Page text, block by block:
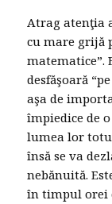
Atrag atenţia
cu mare grijă
matematice”.
desfăşoară
aşa de
împiedice de
lumea lor
însă se va
nebănuită.
în timpul orei